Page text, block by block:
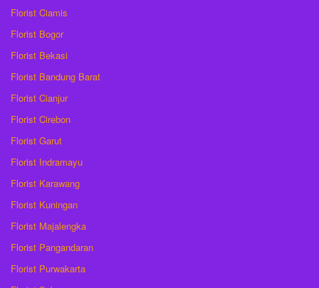
Florist Ciamis
Florist Bogor
Florist Bekasi
Florist Bandung Barat
Florist Cianjur
Florist Cirebon
Florist Garut
Florist Indramayu
Florist Karawang
Florist Kuningan
Florist Majalengka
Florist Pangandaran
Florist Purwakarta